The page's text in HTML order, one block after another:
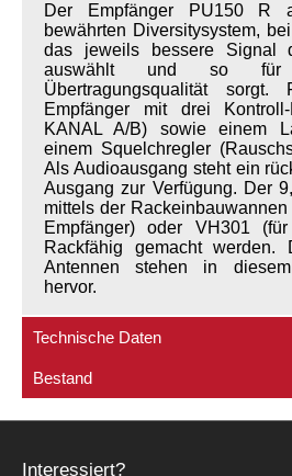
Der Empfänger PU150 R
bewährten Diversitysystem,
das jeweils bessere Signal
auswählt und so für
Übertragungsqualität
Empfänger mit drei
KANAL A/B) sowie einem
einem Squelchregler
Als Audioausgang steht ein
Ausgang zur Verfügung. Der
mittels der
Empfänger) oder VH301
Rackfähig gemacht werden.
Antennen stehen in
hervor.
Technische Daten
Empfänger PU150 R
Bestand
Der Artikel ist1xVorrätig!
Interessiert?